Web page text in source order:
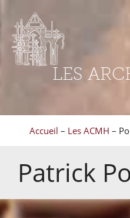
LES
Accueil – Les ACMH –
Patrick